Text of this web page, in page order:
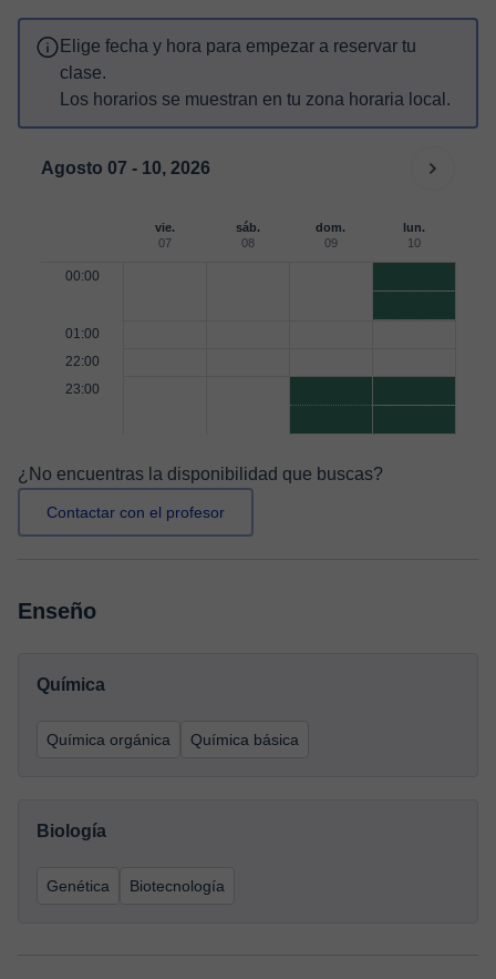
Elige fecha y hora para empezar a reservar tu
clase.
Los horarios se muestran en tu zona horaria local.
Agosto 07 - 10, 2026
vie.
07
sáb.
08
dom.
09
lun.
10
00:00
01:00
22:00
23:00
¿No encuentras la disponibilidad que buscas?
Contactar con el profesor
Enseño
Química
Química orgánica Química básica
Biología
Genética Biotecnología